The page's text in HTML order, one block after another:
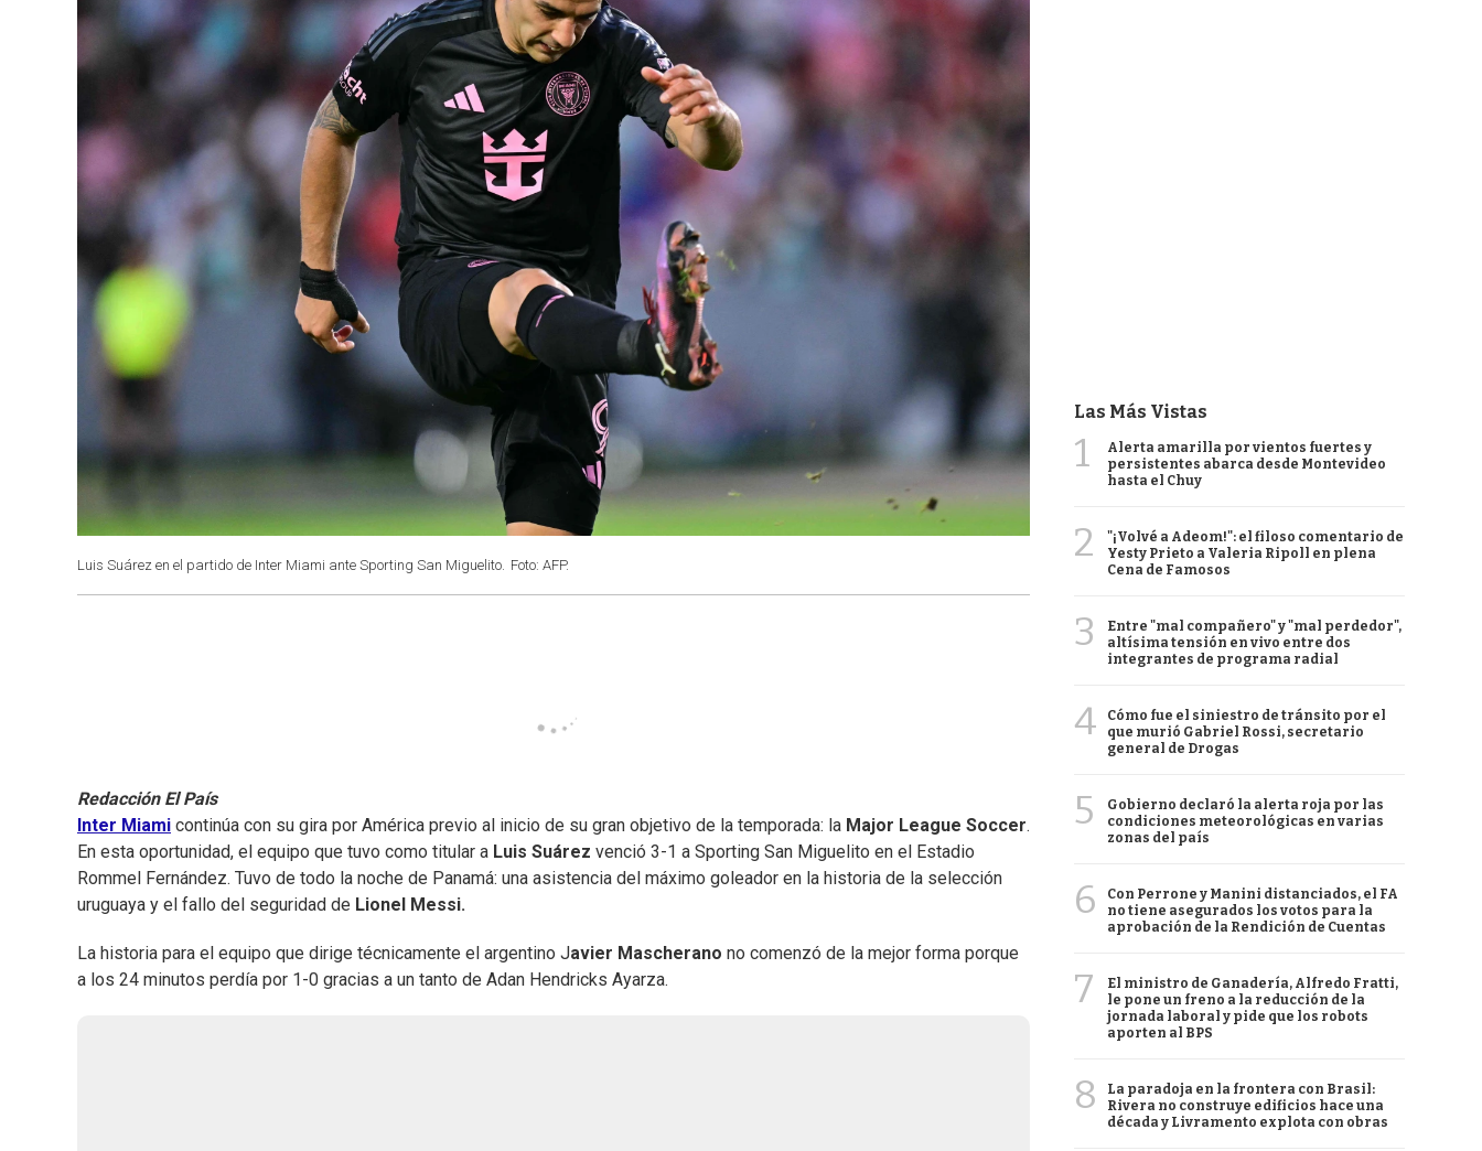
Luis Suárez en el partido de Inter Miami ante Sporting San Miguelito. Foto: AFP.
Redacción El País
Inter Miami continúa con su gira por América previo al inicio de su gran objetivo de la temporada: la Major League Soccer.
En esta oportunidad, el equipo que tuvo como titular a Luis Suárez venció 3-1 a Sporting San Miguelito en el Estadio
Rommel Fernández. Tuvo de todo la noche de Panamá: una asistencia del máximo goleador en la historia de la selección
uruguaya y el fallo del seguridad de Lionel Messi.
La historia para el equipo que dirige técnicamente el argentino Javier Mascherano no comenzó de la mejor forma porque
a los 24 minutos perdía por 1-0 gracias a un tanto de Adan Hendricks Ayarza.
Las Más Vistas
1
Alerta amarilla por vientos fuertes y
persistentes abarca desde Montevideo
hasta el Chuy
2
"¡Volvé a Adeom!": el filoso comentario de
Yesty Prieto a Valeria Ripoll en plena
Cena de Famosos
3
Entre "mal compañero" y "mal perdedor",
altísima tensión en vivo entre dos
integrantes de programa radial
4
Cómo fue el siniestro de tránsito por el
que murió Gabriel Rossi, secretario
general de Drogas
5
Gobierno declaró la alerta roja por las
condiciones meteorológicas en varias
zonas del país
6
Con Perrone y Manini distanciados, el FA
no tiene asegurados los votos para la
aprobación de la Rendición de Cuentas
7
El ministro de Ganadería, Alfredo Fratti,
le pone un freno a la reducción de la
jornada laboral y pide que los robots
aporten al BPS
8
La paradoja en la frontera con Brasil:
Rivera no construye edificios hace una
década y Livramento explota con obras